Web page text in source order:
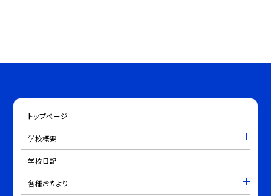
トップページ
学校概要
学校日記
各種おたより